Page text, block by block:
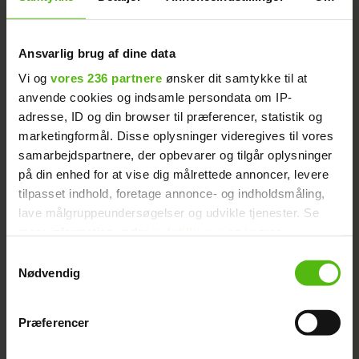
Ansvarlig brug af dine data
Vi og vores 236 partnere ønsker dit samtykke til at
anvende cookies og indsamle persondata om IP-
adresse, ID og din browser til præferencer, statistik og
marketingformål. Disse oplysninger videregives til vores
samarbejdspartnere, der opbevarer og tilgår oplysninger
på din enhed for at vise dig målrettede annoncer, levere
tilpasset indhold, foretage annonce- og indholdsmåling,
lave målgruppeundersøgelser og udvikle tjenester. Se
tilbage eller ændre indstillinger fra vores
"Cookiedeklaration", eller ved at trykke på "Privacy
Nødvendig
Præferencer
Det seneste døgn har der også været en
stor mystik omkring det færøske
kendispar.
I går valgte de begge nemlig at stoppe
med at følge hinanden på Instagram, og
derudover afslørede Teresa i sin story, at
hun er på udkig efter et nyt sted at bo.
i ‘Bachelorette’